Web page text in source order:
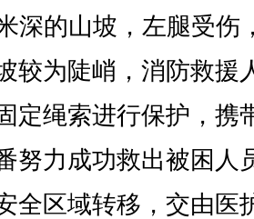
深的山坡，左腿受伤
较为陡峭，消防救援
定绳索进行保护，携
努力成功救出被困人
全区域转移，交由医